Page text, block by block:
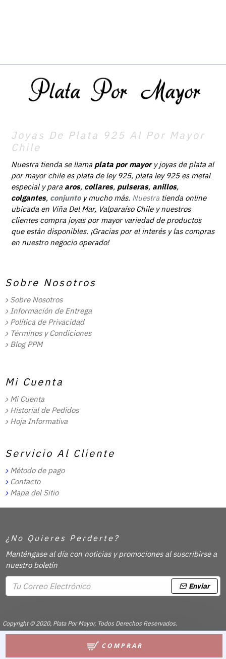
COMPRAR
Joyas De Plata 925 Al Por Mayor
Chile
Nuestra tienda se llama plata por mayory joyas de plata al
por mayor chile es plata de ley 925, plata ley 925 es metal
especial y para aros, collares, pulseras, anillos,
colgantes, conjunto y mucho más. Nuestra tienda online
ubicada en Viña Del Mar, Valparaíso Chile y nuestros
clientes compra joyas por mayor variedad de productos
que están disponibles. ¡Gracias por el interés y las compras
en nuestro negocio operado!
Sobre Nosotros
Sobre Nosotros
Información de Entrega
Política de Privacidad
Términos y Condiciones
Blog PPM
Mi Cuenta
Mi Cuenta
Historial de Pedidos
Hoja Informativa
Servicio Al Cliente
Método de pago
Contacto
Mapa del Sitio
¿No Quieres Perderte?
Manténgase al día con noticias y promociones al suscribirse a
nuestro boletín
Enviar
Copyright © 2020, Plata Por Mayor, Todos Derechos Reservados.